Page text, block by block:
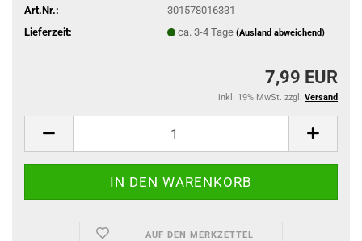
Art.Nr.:
301578016331
Lieferzeit:
ca. 3-4 Tage (Ausland abweichend)
7,99 EUR
inkl. 19% MwSt. zzgl. Versand
AUF DEN MERKZETTEL